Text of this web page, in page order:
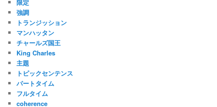
限定
強調
トランジッション
マンハッタン
チャールズ国王
King Charles
主題
トピックセンテンス
パートタイム
フルタイム
coherence